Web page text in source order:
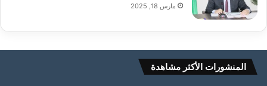
مارس 18, 2025
المنشورات الأكثر مشاهدة